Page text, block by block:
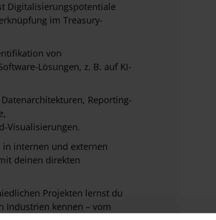
Digitalisierungspotentiale
im Treasury-
von
Lösungen, z. B. auf KI-
Reporting-
Visualisierungen.
in internen und externen
deinen direkten
Projekten lernst du
Industrien kennen – vom